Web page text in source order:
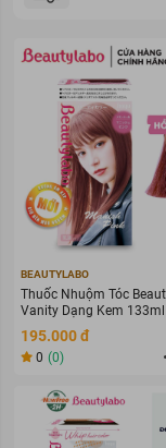
BEAUTYLABO
Thuốc Nhuộm Tóc
Vanity Dạng Kem 133ml
195.000 đ
0 (0)